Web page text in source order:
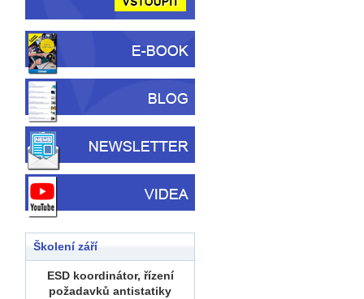
Školení září
ESD koordinátor, řízení
požadavků antistatiky